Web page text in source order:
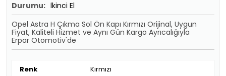
Durumu: İkinci El
Opel Astra H Çıkma Sol Ön Kapı Kırmızı Orijinal, Uygun
Fiyat, Kaliteli Hizmet ve Aynı Gün Kargo Ayrıcalığıyla
Erpar Otomotiv'de
Renk
Kırmızı